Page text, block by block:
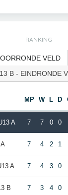
RANKING
VELD
B - EINDRONDE
MP W L D
A 7 7 0 0
7 4 2 1
A 7 4 3 0
B 7 3 4 0